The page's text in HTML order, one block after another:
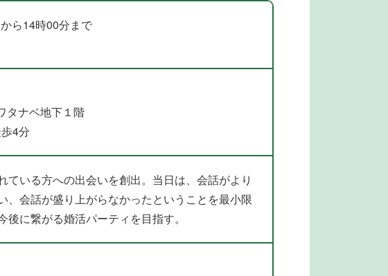
ら14時00分まで
タナベ地下１階
4分
いる方への出会いを創出。当日は、会話がより
会話が盛り上がらなかったということを最小限
に繋がる婚活パーティを目指す。